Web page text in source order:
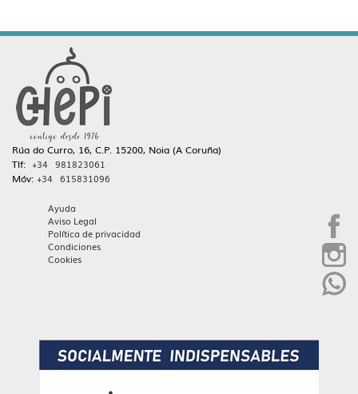
Rúa do Curro, 16, C.P. 15200, Noia (A Coruña)
Tlf: +34 981823061
Móv: +34 615831096
Ayuda
Aviso Legal
Política de privacidad
Condiciones
Cookies